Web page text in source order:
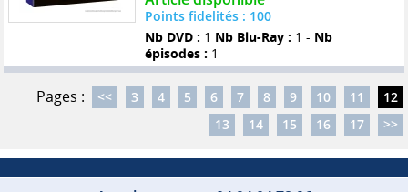
Points fidelités : 100
Nb DVD : 1 Nb Blu-Ray : 1 - Nb
épisodes : 1
Pages : << 3 4 5 6 7 8 9 10 11
12
13
14 15 16 17 >>